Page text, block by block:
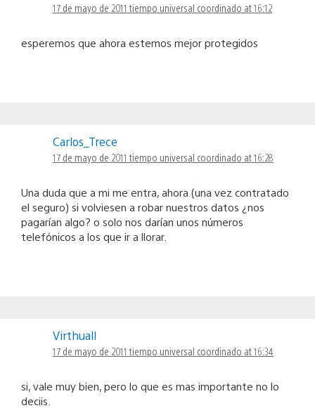
17 de mayo de 2011 tiempo universal coordinado at 16:12
esperemos que ahora estemos mejor protegidos
Carlos_Trece
17 de mayo de 2011 tiempo universal coordinado at 16:28
Una duda que a mi me entra, ahora (una vez contratado
el seguro) si volviesen a robar nuestros datos ¿nos
pagarían algo? o solo nos darían unos números
telefónicos a los que ir a llorar.
Virthuall
17 de mayo de 2011 tiempo universal coordinado at 16:34
si, vale muy bien, pero lo que es mas importante no lo
deciis.